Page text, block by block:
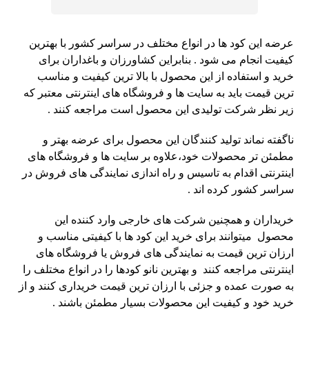
عرضه این کود ها در انواع مختلف در سراسر کشور با بهترین
کیفیت انجام می شود . بنابراین کشاورزان و باغداران برای
خرید و استفاده از این محصول با بالا ترین کیفیت و مناسب
ترین قیمت باید به سایت ها و فروشگاه های اینترنتی معتبر که
زیر نظر شرکت تولیدی این محصول است مراجعه کنند .
ناگفته نماند تولید کنندگان این محصول برای عرضه بهتر و
مطمئن تر محصولات خود،علاوه بر سایت ها و فروشگاه های
اینترنتی اقدام به تاسیس و راه اندازی نمایندگی های فروش در
سراسر کشور کرده اند .
خریداران و همچنین شرکت های خارجی وارد کننده این
محصول میتوانند برای خرید این کود ها با کیفیتی مناسب و
ارزان ترین قیمت به نمایندگی های فروش یا فروشگاه های
اینترنتی مراجعه کنند و بهترین نانو کودها را در انواع مختلف را
به صورت عمده و جزئی با ارزان ترین قیمت خریداری کنند و از
خرید خود و کیفیت این محصولات بسیار مطمئن باشند .